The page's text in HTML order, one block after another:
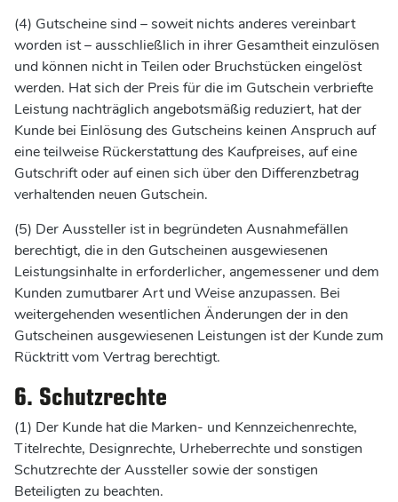
(4) Gutscheine sind – soweit nichts anderes vereinbart
worden ist – ausschließlich in ihrer Gesamtheit einzulösen
und können nicht in Teilen oder Bruchstücken eingelöst
werden. Hat sich der Preis für die im Gutschein verbriefte
Leistung nachträglich angebotsmäßig reduziert, hat der
Kunde bei Einlösung des Gutscheins keinen Anspruch auf
eine teilweise Rückerstattung des Kaufpreises, auf eine
Gutschrift oder auf einen sich über den Differenzbetrag
verhaltenden neuen Gutschein.
(5) Der Aussteller ist in begründeten Ausnahmefällen
berechtigt, die in den Gutscheinen ausgewiesenen
Leistungsinhalte in erforderlicher, angemessener und dem
Kunden zumutbarer Art und Weise anzupassen. Bei
weitergehenden wesentlichen Änderungen der in den
Gutscheinen ausgewiesenen Leistungen ist der Kunde zum
Rücktritt vom Vertrag berechtigt.
6. Schutzrechte
(1) Der Kunde hat die Marken- und Kennzeichenrechte,
Titelrechte, Designrechte, Urheberrechte und sonstigen
Schutzrechte der Aussteller sowie der sonstigen
Beteiligten zu beachten.